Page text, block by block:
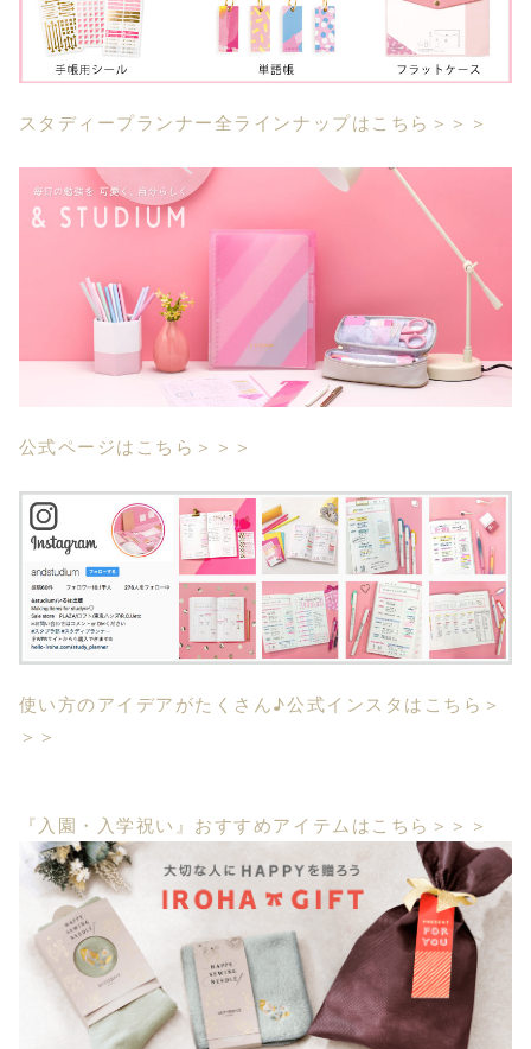
スタディープランナー全ラインナップはこちら＞＞＞
公式ページはこちら＞＞＞
使い方のアイデアがたくさん♪公式インスタはこちら＞
＞＞
『入園・入学祝い』おすすめアイテムはこちら＞＞＞